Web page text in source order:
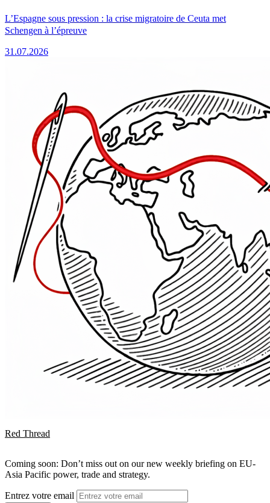
L’Espagne sous pression : la crise migratoire de Ceuta met
Schengen à l’épreuve
31.07.2026
Red Thread
Coming soon: Don’t miss out on our new weekly briefing on EU-
Asia Pacific power, trade and strategy.
Entrez votre email